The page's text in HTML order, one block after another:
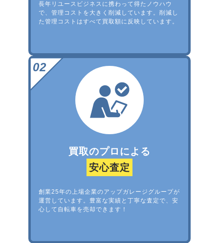
長年リユースビジネスに携わって得たノウハウ
で、管理コストを大きく削減しています。削減し
た管理コストはすべて買取額に反映しています。
買取のプロによる
安心査定
創業25年の上場企業のアップガレージグループが
運営しています。豊富な実績と丁寧な査定で、安
心して自転車を売却できます！